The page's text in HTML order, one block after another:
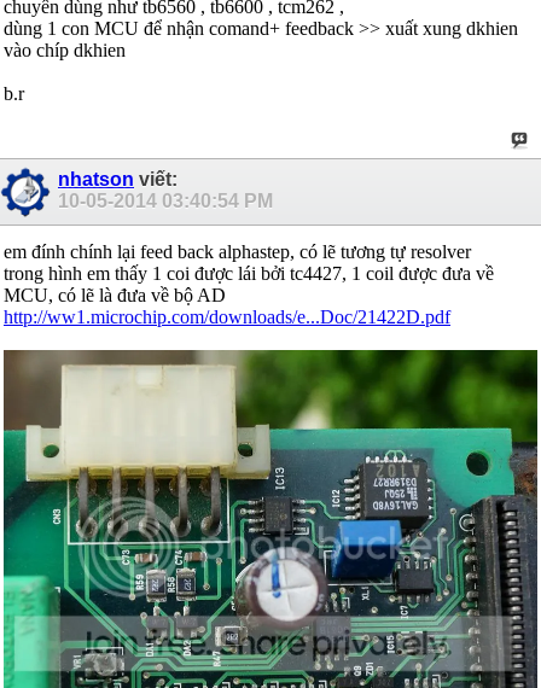
chuyên dùng như tb6560 , tb6600 , tcm262 ,
dùng 1 con MCU để nhận comand+ feedback >> xuất xung dkhien
vào chíp dkhien
b.r
nhatson viết:
10-05-2014 03:40:54 PM
em đính chính lại feed back alphastep, có lẽ tương tự resolver
trong hình em thấy 1 coi được lái bởi tc4427, 1 coil được đưa về
MCU, có lẽ là đưa về bộ AD
http://ww1.microchip.com/downloads/e...Doc/21422D.pdf